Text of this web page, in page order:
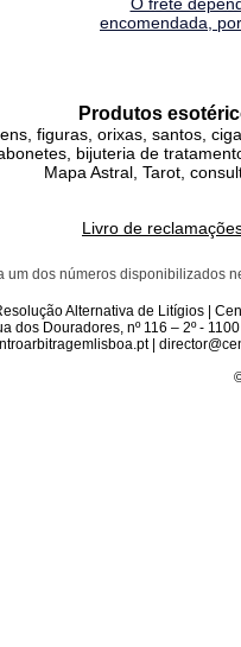
encomendada,
Produtos
figuras, orixas, santos,
bijuteria de
Mapa Astral, Tarot,
Livro de
um dos números disponibilizados
Alternativa de Litígios |
dos Douradores, nº 116 – 2º -
|